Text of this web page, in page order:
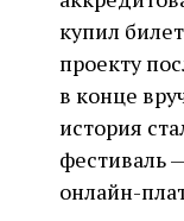
купил
проекту
в конце
история
фестиваль
онлайн-